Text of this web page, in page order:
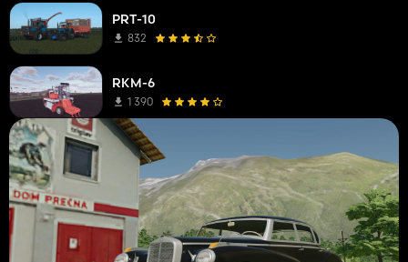
PRT-10
832
RKM-6
1 390